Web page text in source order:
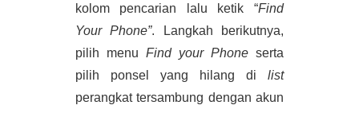
kolom pencarian lalu ketik “Find
Your Phone”. Langkah berikutnya,
pilih menu Find your Phone serta
pilih ponsel yang hilang di
list
perangkat tersambung dengan akun